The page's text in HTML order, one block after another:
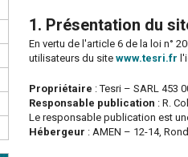
1. Présentation du
En vertu de l'article 6 de la loi n°
utilisateurs du site www.tesri.fr
Propriétaire : Tesri – SARL 453
Responsable publication : R.
Le responsable publication est
Hébergeur : AMEN – 12-14,